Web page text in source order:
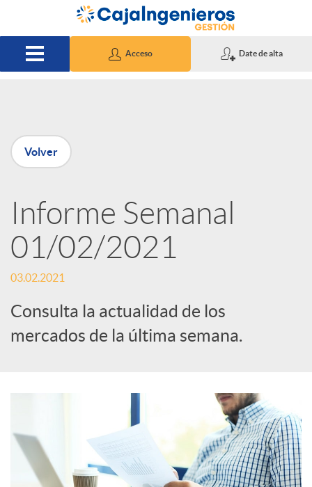
Saltar al contenido principal
Acceso Date de alta
P
u
b
l
i
c
d
Volver
Informe Semanal
01/02/2021
03.02.2021
Consulta la actualidad de los
mercados de la última semana.